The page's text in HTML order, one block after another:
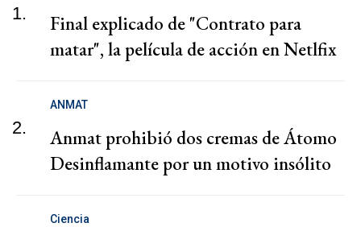
1.
Final explicado de "Contrato para
matar", la película de acción en Netlfix
2.
ANMAT
Anmat prohibió dos cremas de Átomo
Desinflamante por un motivo insólito
Ciencia